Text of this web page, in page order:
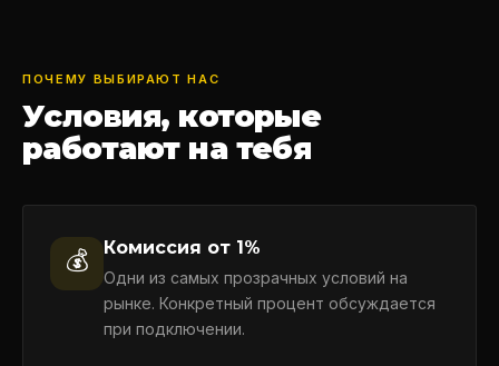
ПОЧЕМУ ВЫБИРАЮТ НАС
Условия, которые
работают на тебя
💰 Комиссия от 1%
Одни из самых прозрачных условий на
рынке. Конкретный процент обсуждается
при подключении.